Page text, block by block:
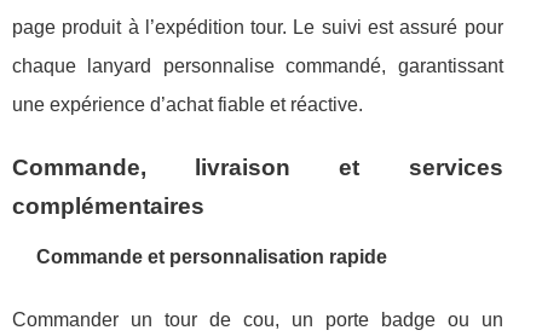
page produit à l’expédition tour. Le suivi est assuré pour
chaque lanyard personnalise commandé, garantissant
une expérience d’achat fiable et réactive.
Commande, livraison et services
complémentaires
Commande et personnalisation rapide
Commander un tour de cou, un porte badge ou un